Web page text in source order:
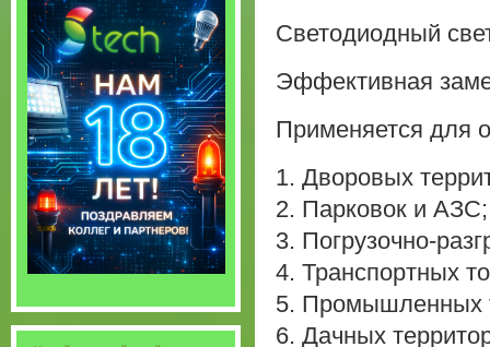
Светодиодный
Эффективная
Применяется для
1. Дворовых
2. Парковок и АЗС;
3. Погрузочно-
4. Транспортных
5. Промышленных
6. Дачных